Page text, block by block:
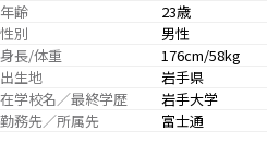
年齢
23歳
性別
男性
身長/体重
176cm/58kg
出生地
岩手県
在学校名／最終学歴
岩手大学
勤務先／所属先
富士通